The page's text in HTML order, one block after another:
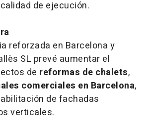
de ejecución.
reforzada en Barcelona y
SL prevé aumentar el
de reformas de chalets,
comerciales en Barcelona,
de fachadas
verticales.